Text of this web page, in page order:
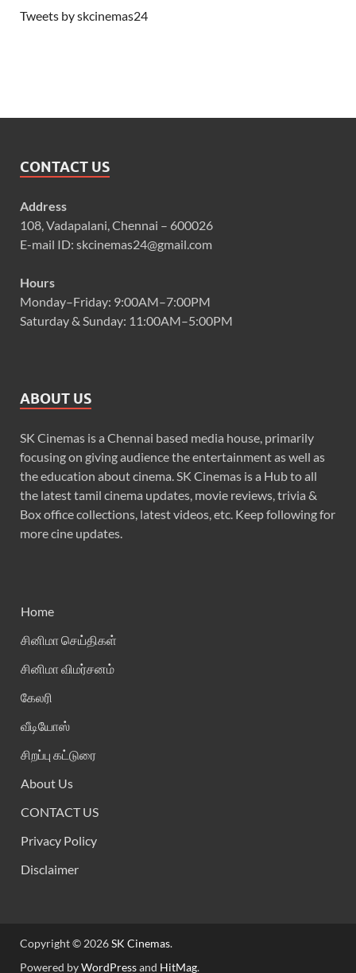
Tweets by skcinemas24
CONTACT US
Address
108, Vadapalani, Chennai – 600026
E-mail ID: skcinemas24@gmail.com
Hours
Monday–Friday: 9:00AM–7:00PM
Saturday & Sunday: 11:00AM–5:00PM
ABOUT US
SK Cinemas is a Chennai based media house, primarily
focusing on giving audience the entertainment as well as
the education about cinema. SK Cinemas is a Hub to all
the latest tamil cinema updates, movie reviews, trivia &
Box office collections, latest videos, etc. Keep following for
more cine updates.
Home
சினிமா செய்திகள்
சினிமா விமர்சனம்
கேலரி
வீடியோஸ்
சிறப்பு கட்டுரை
About Us
CONTACT US
Privacy Policy
Disclaimer
Copyright © 2026SK Cinemas.
Powered byWordPressand HitMag.